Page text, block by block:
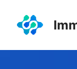
conținut